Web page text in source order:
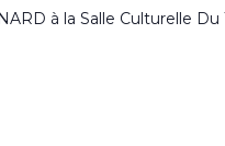
à la Salle Culturelle Du